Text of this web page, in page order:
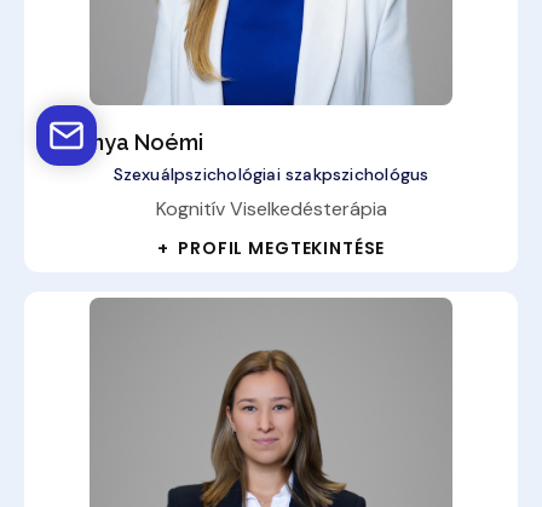
Stubnya Noémi
Szexuálpszichológiai szakpszichológus
Kognitív Viselkedésterápia
+ PROFIL MEGTEKINTÉSE